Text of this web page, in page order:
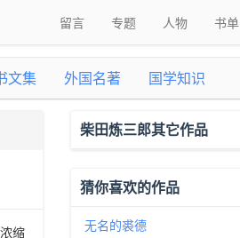
留言 专题 人物 书单
文集 外国名著 国学知识
缩
柴田炼三郎其它作品
猜你喜欢的作品
无名的裘德